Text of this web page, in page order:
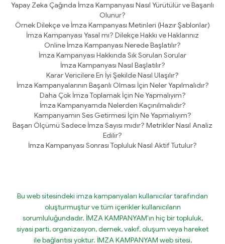
Yapay Zeka Çağında İmza Kampanyası Nasıl Yürütülür ve Başarılı
Olunur?
Örnek Dilekçe ve İmza Kampanyası Metinleri (Hazır Şablonlar)
İmza Kampanyası Yasal mı? Dilekçe Hakkı ve Haklarınız
Online İmza Kampanyası Nerede Başlatılır?
İmza Kampanyası Hakkında Sık Sorulan Sorular
İmza Kampanyası Nasıl Başlatılır?
Karar Vericilere En İyi Şekilde Nasıl Ulaşılır?
İmza Kampanyalarının Başarılı Olması İçin Neler Yapılmalıdır?
Daha Çok İmza Toplamak İçin Ne Yapmalıyım?
İmza Kampanyamda Nelerden Kaçınılmalıdır?
Kampanyamın Ses Getirmesi İçin Ne Yapmalıyım?
Başarı Ölçümü Sadece İmza Sayısı mıdır? Metrikler Nasıl Analiz
Edilir?
İmza Kampanyası Sonrası Topluluk Nasıl Aktif Tutulur?
Bu web sitesindeki imza kampanyaları kullanıcılar tarafından
oluşturmuştur ve tüm içerikler kullanıcıların
sorumluluğundadır. İMZA KAMPANYAM'ın hiç bir topluluk,
siyasi parti, organizasyon, dernek, vakıf, oluşum veya hareket
ile bağlantısı yoktur. İMZA KAMPANYAM web sitesi,